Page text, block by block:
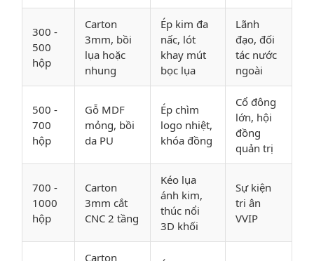
300 -
500
hộp
Carton
3mm, bồi
lụa hoặc
nhung
Ép kim đa
nấc, lót
khay mút
bọc lụa
Lãnh
đạo, đối
tác nước
ngoài
500 -
700
hộp
Gỗ MDF
mỏng, bồi
da PU
Ép chìm
logo nhiệt,
khóa đồng
Cổ đông
lớn, hội
đồng
quản trị
700 -
1000
hộp
Carton
3mm cắt
CNC 2 tầng
Kéo lụa
ánh kim,
thúc nổi
3D khối
Sự kiện
tri ân
VVIP
Carton